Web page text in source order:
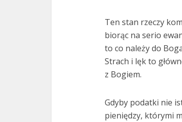
Ten stan rzeczy
biorąc na serio
to co należy do
Strach i lęk to
z Bogiem.
Gdyby podatki nie
pieniędzy, którymi